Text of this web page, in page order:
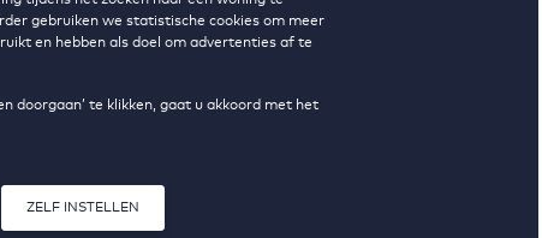
gebruiken we statistische cookies om meer
en hebben als doel om advertenties af te
doorgaan’ te klikken, gaat u akkoord met het
ZELF INSTELLEN